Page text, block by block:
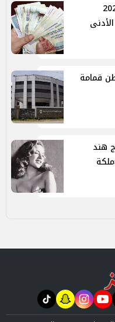
أغسطس 2026
العشوائية و120 طن قمامة
هند
youtube
instagram
snapchat
tiktok